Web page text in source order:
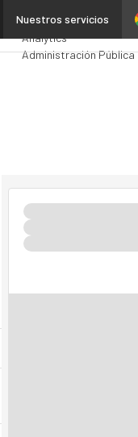
Nuestros servicios
Premios Computing
Analytics
Administración Pública